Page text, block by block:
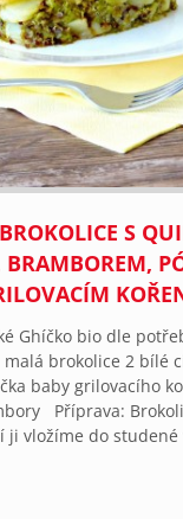
S
Ghíčko bio dle
brokolice 2 bílé
baby grilovacího
Příprava:
ji vložíme do studené